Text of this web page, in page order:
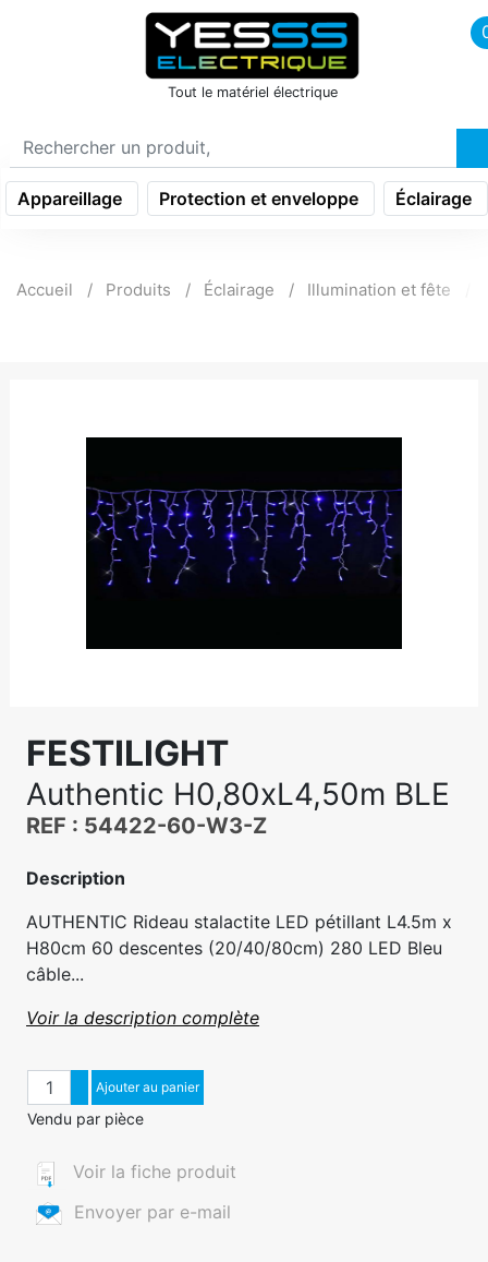
icon menu burger
Tout le matériel électrique
Appareillage Protection et enveloppe Éclairage
Accueil Produits Éclairage Illumination et fête
FESTILIGHT
Authentic H0,80xL4,50m BLE
REF : 54422-60-W3-Z
Description
AUTHENTIC Rideau stalactite LED pétillant L4.5m x
H80cm 60 descentes (20/40/80cm) 280 LED Bleu
câble...
Voir la description complète
QuantitéAugmenter quantité
Diminuer quantité
Ajouter au panier
Vendu par pièce
Voir la fiche produit
Envoyer par e-mail